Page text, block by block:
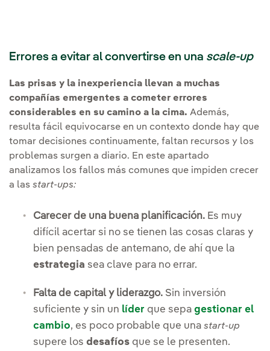
Errores a evitar al convertirse en una scale-up
Las prisas y la inexperiencia llevan a muchas
compañías emergentes a cometer errores
considerables en su camino a la cima. Además,
resulta fácil equivocarse en un contexto donde hay que
tomar decisiones continuamente, faltan recursos y los
problemas surgen a diario. En este apartado
analizamos los fallos más comunes que impiden crecer
a las start-ups:
Carecer de una buena planificación. Es muy
difícil acertar si no se tienen las cosas claras y
bien pensadas de antemano, de ahí que la
estrategia sea clave para no errar.
Falta de capital y liderazgo. Sin inversión
suficiente y sin un líder que sepa gestionar el
cambio, es poco probable que una start-up
supere los desafíos que se le presenten.